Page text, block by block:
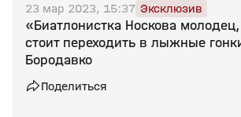
23 мар 2023, 15:37 Эксклюзив
«Биатлонистка Носкова
стоит переходить в лыжные
Бородавко
Поделиться